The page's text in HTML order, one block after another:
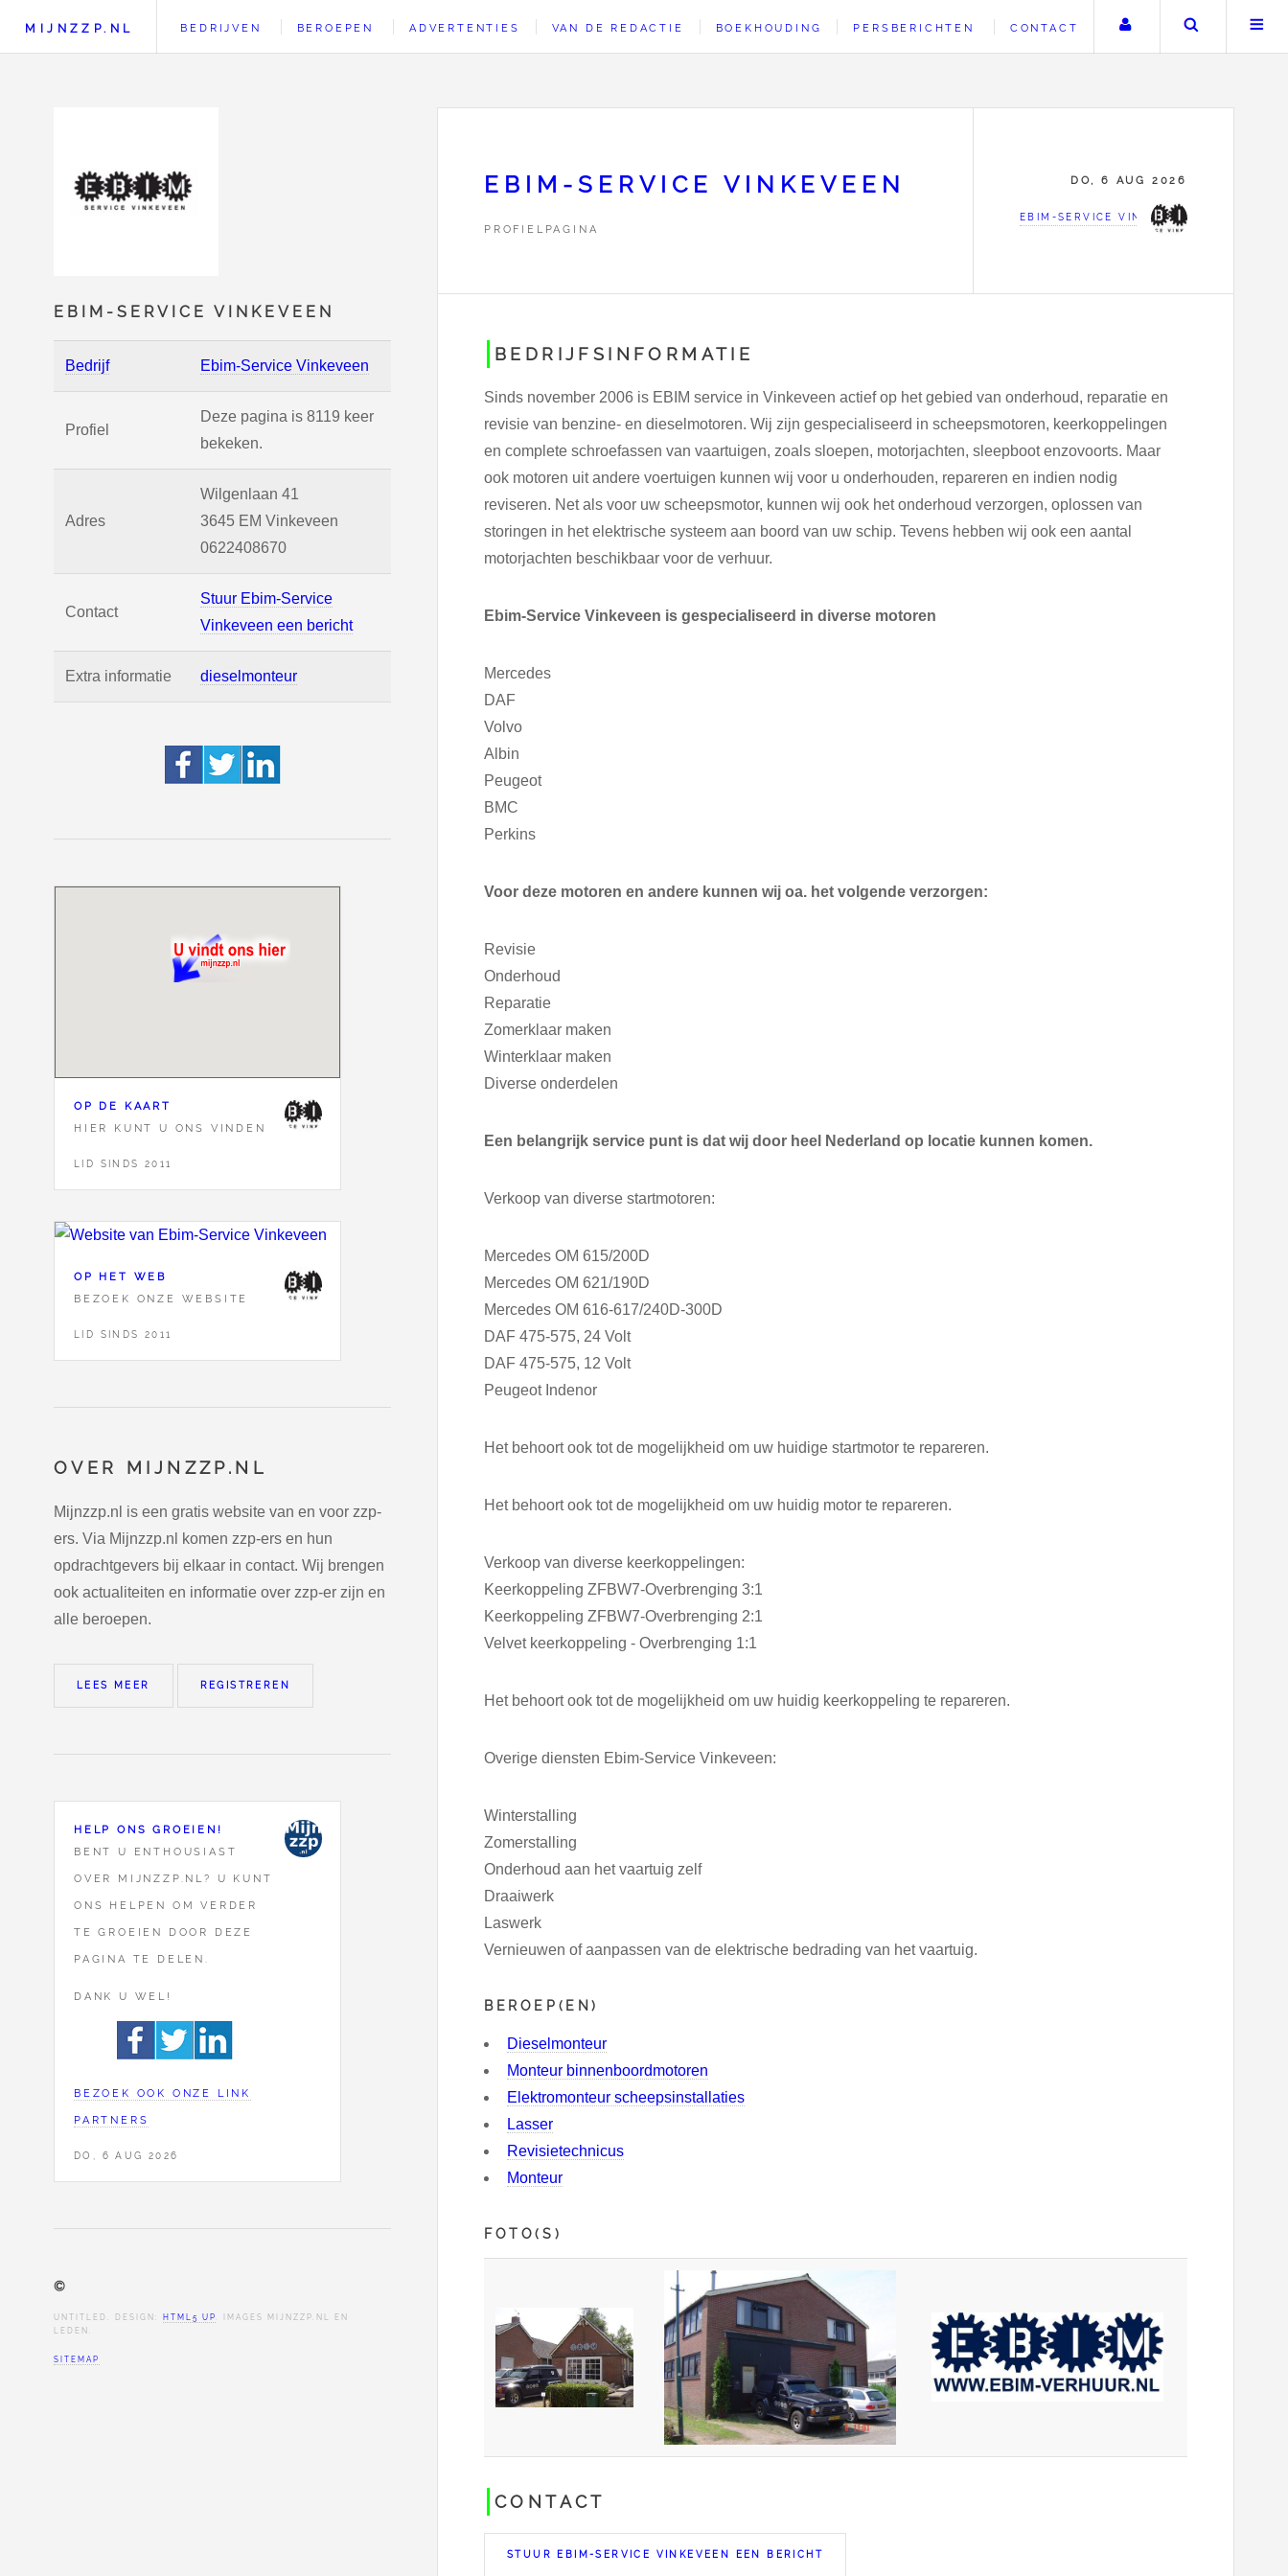
EBIM-SERVICE VINKEVEEN
Bedrijf Ebim-Service Vinkeveen
Profiel
Deze pagina is 8119 keer
bekeken.
Adres
Wilgenlaan 41
3645 EM Vinkeveen
0622408670
Contact
Stuur Ebim-Service
Vinkeveen een bericht
Extra informatie dieselmonteur
OP DE KAART
HIER KUNT U ONS VINDEN
LID SINDS 2011
OP HET WEB
BEZOEK ONZE WEBSITE
LID SINDS 2011
OVER MIJNZZP.NL
Mijnzzp.nl is een gratis website van en voor zzp-
ers. Via Mijnzzp.nl komen zzp-ers en hun
opdrachtgevers bij elkaar in contact. Wij brengen
ook actualiteiten en informatie over zzp-er zijn en
alle beroepen.
LEES MEER REGISTREREN
HELP ONS GROEIEN!
BENT U ENTHOUSIAST
OVER MIJNZZP.NL? U KUNT
ONS HELPEN OM VERDER
TE GROEIEN DOOR DEZE
PAGINA TE DELEN.
DANK U WEL!
BEZOEK OOK ONZE LINK
PARTNERS
DO, 6 AUG 2026
©
UNTITLED. DESIGN: HTML5 UP. IMAGES MIJNZZP.NL EN
LEDEN.
SITEMAP
MIJNZZP.NL BEDRIJVEN BEROEPEN ADVERTENTIES VAN DE REDACTIE BOEKHOUDING PERSBERICHTEN CONTACT Uw accountZoeken
EBIM-SERVICE VINKEVEEN
PROFIELPAGINA
DO, 6 AUG 2026
EBIM-SERVICE VINKEVEEN
BEDRIJFSINFORMATIE
Sinds november 2006 is EBIM service in Vinkeveen actief op het gebied van onderhoud, reparatie en
revisie van benzine- en dieselmotoren. Wij zijn gespecialiseerd in scheepsmotoren, keerkoppelingen
en complete schroefassen van vaartuigen, zoals sloepen, motorjachten, sleepboot enzovoorts. Maar
ook motoren uit andere voertuigen kunnen wij voor u onderhouden, repareren en indien nodig
reviseren. Net als voor uw scheepsmotor, kunnen wij ook het onderhoud verzorgen, oplossen van
storingen in het elektrische systeem aan boord van uw schip. Tevens hebben wij ook een aantal
motorjachten beschikbaar voor de verhuur.
Ebim-Service Vinkeveen is gespecialiseerd in diverse motoren
Mercedes
DAF
Volvo
Albin
Peugeot
BMC
Perkins
Voor deze motoren en andere kunnen wij oa. het volgende verzorgen:
Revisie
Onderhoud
Reparatie
Zomerklaar maken
Winterklaar maken
Diverse onderdelen
Een belangrijk service punt is dat wij door heel Nederland op locatie kunnen komen.
Verkoop van diverse startmotoren:
Mercedes OM 615/200D
Mercedes OM 621/190D
Mercedes OM 616-617/240D-300D
DAF 475-575, 24 Volt
DAF 475-575, 12 Volt
Peugeot Indenor
Het behoort ook tot de mogelijkheid om uw huidige startmotor te repareren.
Het behoort ook tot de mogelijkheid om uw huidig motor te repareren.
Verkoop van diverse keerkoppelingen:
Keerkoppeling ZFBW7-Overbrenging 3:1
Keerkoppeling ZFBW7-Overbrenging 2:1
Velvet keerkoppeling - Overbrenging 1:1
Het behoort ook tot de mogelijkheid om uw huidig keerkoppeling te repareren.
Overige diensten Ebim-Service Vinkeveen:
Winterstalling
Zomerstalling
Onderhoud aan het vaartuig zelf
Draaiwerk
Laswerk
Vernieuwen of aanpassen van de elektrische bedrading van het vaartuig.
BEROEP(EN)
Dieselmonteur
Monteur binnenboordmotoren
Elektromonteur scheepsinstallaties
Lasser
Revisietechnicus
Monteur
FOTO(S)
CONTACT
STUUR EBIM-SERVICE VINKEVEEN EEN BERICHT